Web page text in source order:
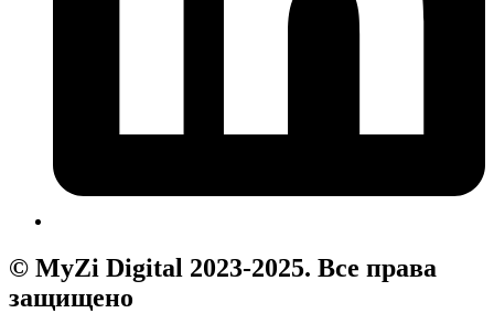
© MyZi Digital 2023-2025. Все права
защищено